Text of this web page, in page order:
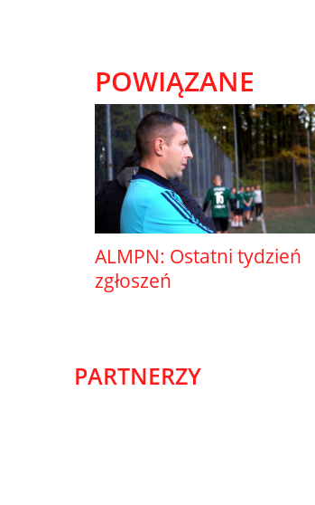
POWIĄZANE
ALMPN: Ostatni tydzień
zgłoszeń
PARTNERZY